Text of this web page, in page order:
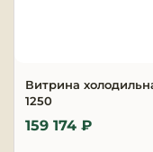
Витрина
1250
159 174 ₽